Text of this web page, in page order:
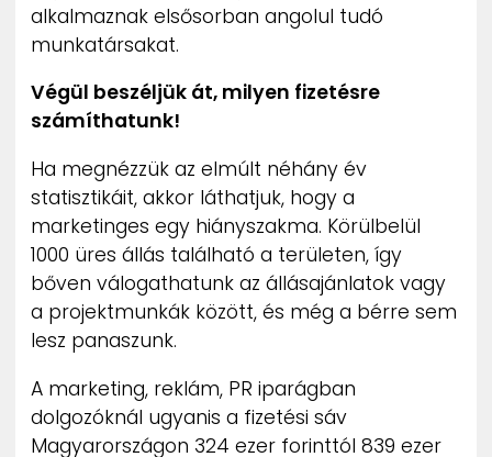
alkalmaznak elsősorban angolul tudó
munkatársakat.
Végül beszéljük át, milyen fizetésre
számíthatunk!
Ha megnézzük az elmúlt néhány év
statisztikáit, akkor láthatjuk, hogy a
marketinges egy hiányszakma. Körülbelül
1000 üres állás található a területen, így
bőven válogathatunk az állásajánlatok vagy
a projektmunkák között, és még a bérre sem
lesz panaszunk.
A marketing, reklám, PR iparágban
dolgozóknál ugyanis a fizetési sáv
Magyarországon 324 ezer forinttól 839 ezer